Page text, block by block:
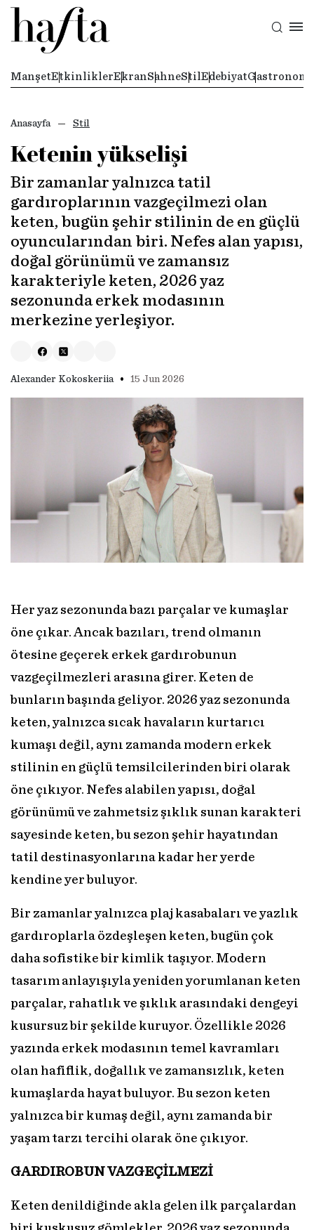
ManşetEtkinliklerEkranSahneStil EdebiyatGastronomi
Anasayfa Stil
Ketenin yükselişi
Bir zamanlar yalnızca tatil
gardıroplarının vazgeçilmezi olan
keten, bugün şehir stilinin de en güçlü
oyuncularından biri. Nefes alan yapısı,
doğal görünümü ve zamansız
karakteriyle keten, 2026 yaz
sezonunda erkek modasının
merkezine yerleşiyor.
Alexander Kokoskeriia • 15 Jun 2026
Her yaz sezonunda bazı parçalar ve kumaşlar
öne çıkar. Ancak bazıları, trend olmanın
ötesine geçerek erkek gardırobunun
vazgeçilmezleri arasına girer. Keten de
bunların başında geliyor. 2026 yaz sezonunda
keten, yalnızca sıcak havaların kurtarıcı
kumaşı değil, aynı zamanda modern erkek
stilinin en güçlü temsilcilerinden biri olarak
öne çıkıyor. Nefes alabilen yapısı, doğal
görünümü ve zahmetsiz şıklık sunan karakteri
sayesinde keten, bu sezon şehir hayatından
tatil destinasyonlarına kadar her yerde
kendine yer buluyor.
Bir zamanlar yalnızca plaj kasabaları ve yazlık
gardıroplarla özdeşleşen keten, bugün çok
daha sofistike bir kimlik taşıyor. Modern
tasarım anlayışıyla yeniden yorumlanan keten
parçalar, rahatlık ve şıklık arasındaki dengeyi
kusursuz bir şekilde kuruyor. Özellikle 2026
yazında erkek modasının temel kavramları
olan hafiflik, doğallık ve zamansızlık, keten
kumaşlarda hayat buluyor. Bu sezon keten
yalnızca bir kumaş değil, aynı zamanda bir
yaşam tarzı tercihi olarak öne çıkıyor.
GARDIROBUN VAZGEÇİLMEZİ
Keten denildiğinde akla gelen ilk parçalardan